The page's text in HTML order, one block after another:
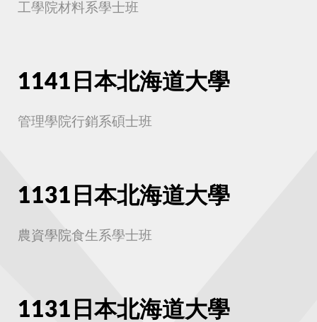
工學院材料系學士班
1141日本北海道大學
管理學院行銷系碩士班
1131日本北海道大學
農資學院食生系學士班
1131日本北海道大學